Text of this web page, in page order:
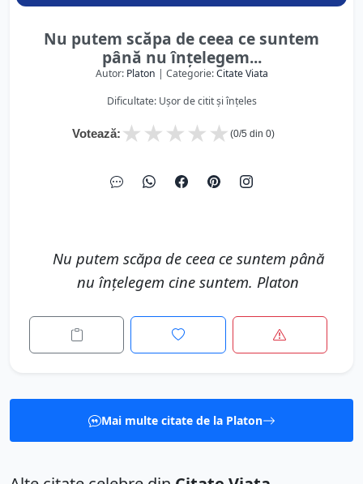
Nu putem scăpa de ceea ce suntem
până nu înțelegem...
Autor: Platon | Categorie:Citate Viata
Dificultate: Ușor de citit și înțeles
Votează: ★
★
★
★
★ (0/5 din 0)
Nu putem scăpa de ceea ce suntem până
nu înțelegem cine suntem. Platon
Mai multe citate de la Platon